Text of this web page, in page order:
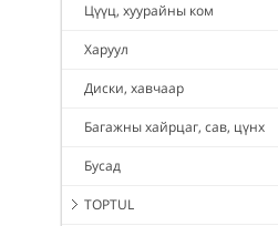
Цүүц, хуурайны ком
Харуул
Диски, хавчаар
Багажны хайрцаг, сав, цүнх
Бусад
TOPTUL